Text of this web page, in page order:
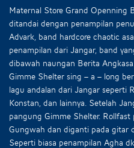
Maternal Store Grand Openning
ditandai dengan penampilan
Advark, band hardcore chaotic
penampilan dari Jangar, band
dibawah naungan Berita
Gimme Shelter sing – a – long
lagu andalan dari Jangar seperti
Konstan, dan lainnya. Setelah
pangung Gimme Shelter.
Gungwah dan diganti pada gitar
Seperti biasa penampilan Agha